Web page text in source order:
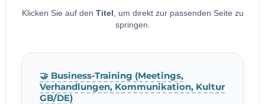
Klicken Sie auf den Titel , um direkt zur passenden Seite zu
springen.
🤝 Business-Training (Meetings,
Verhandlungen, Kommunikation, Kultur
GB/DE)